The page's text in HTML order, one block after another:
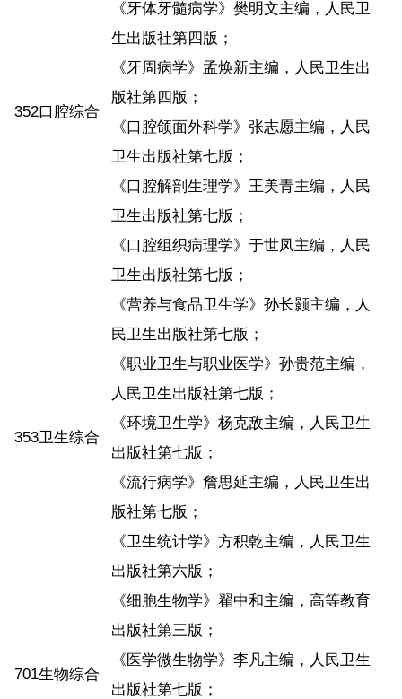
352口腔综合
《牙体牙髓病学》樊明文主编，人民卫
生出版社第四版；
《牙周病学》孟焕新主编，人民卫生出
版社第四版；
《口腔颌面外科学》张志愿主编，人民
卫生出版社第七版；
《口腔解剖生理学》王美青主编，人民
卫生出版社第七版；
《口腔组织病理学》于世凤主编，人民
卫生出版社第七版；
353卫生综合
《营养与食品卫生学》孙长颢主编，人
民卫生出版社第七版；
《职业卫生与职业医学》孙贵范主编，
人民卫生出版社第七版；
《环境卫生学》杨克敌主编，人民卫生
出版社第七版；
《流行病学》詹思延主编，人民卫生出
版社第七版；
《卫生统计学》方积乾主编，人民卫生
出版社第六版；
701生物综合
《细胞生物学》翟中和主编，高等教育
出版社第三版；
《医学微生物学》李凡主编，人民卫生
出版社第七版；